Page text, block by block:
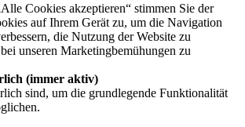
Cookies akzeptieren“ stimmen Sie der
auf Ihrem Gerät zu, um die Navigation
die Nutzung der Website zu
unseren Marketingbemühungen zu
(immer aktiv)
sind, um die grundlegende Funktionalität